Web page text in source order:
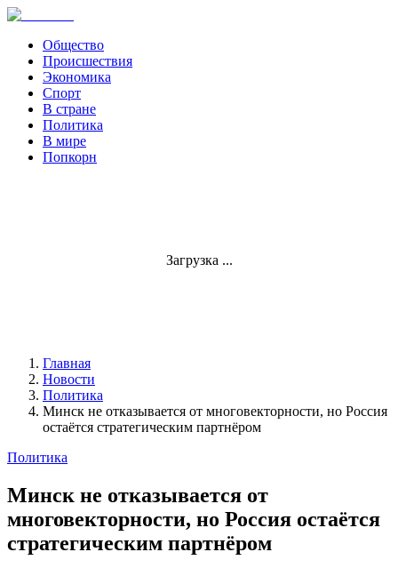
Общество
Происшествия
Экономика
Спорт
В стране
Политика
В мире
Попкорн
Загрузка ...
Главная
Новости
Политика
Минск не отказывается от многовекторности, но Россия
остаётся стратегическим партнёром
Политика
Минск не отказывается от
многовекторности, но Россия остаётся
стратегическим партнёром